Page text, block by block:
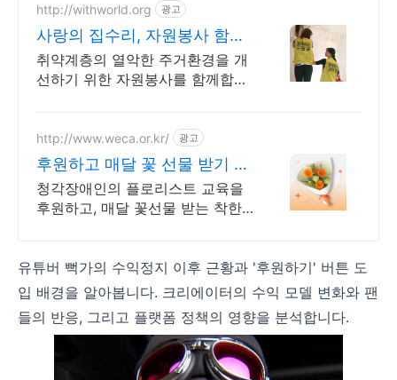
http://withworld.org 광고
사랑의 집수리, 자원봉사 함께
웃는세상 만들기
취약계층의 열악한 주거환경을 개
선하기 위한 자원봉사를 함께합니
http://www.weca.or.kr/ 광고
후원하고 매달 꽃 선물 받기 월
3만원
청각장애인의 플로리스트 교육을
후원하고, 매달 꽃선물 받는 착한
유튜버 뻑가의 수익정지 이후 근황과 '후원하기' 버튼 도
입 배경을 알아봅니다. 크리에이터의 수익 모델 변화와 팬
들의 반응, 그리고 플랫폼 정책의 영향을 분석합니다.